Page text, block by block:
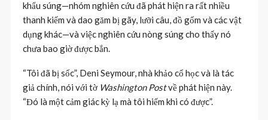
khẩu súng—nhóm nghiên cứu đã phát hiện ra rất nhiều
thanh kiếm và dao găm bị gãy, lưỡi câu, đồ gốm và các vật
dụng khác—và việc nghiên cứu nòng súng cho thấy nó
chưa bao giờ được bắn.
“Tôi đã bị sốc”, Deni Seymour, nhà khảo cổ học và là tác
giả chính, nói với tờ Washington Postvề phát hiện này.
“Đó là một cảm giác kỳ lạ mà tôi hiếm khi có được”.